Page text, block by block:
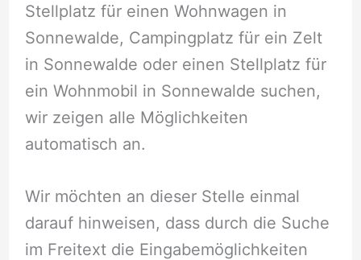
Stellplatz für einen Wohnwagen in
Sonnewalde, Campingplatz für ein Zelt
in Sonnewalde oder einen Stellplatz für
ein Wohnmobil in Sonnewalde suchen,
wir zeigen alle Möglichkeiten
automatisch an.
Wir möchten an dieser Stelle einmal
darauf hinweisen, dass durch die Suche
im Freitext die Eingabemöglichkeiten